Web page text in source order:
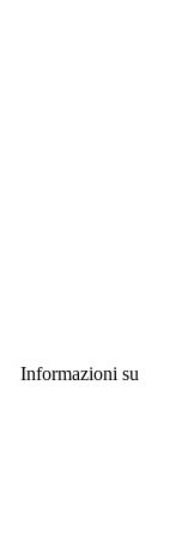
Informazioni su